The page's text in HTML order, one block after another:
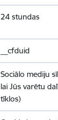
24 stundas
__cfduid
Sociālo mediju
lai Jūs varētu
tīklos)